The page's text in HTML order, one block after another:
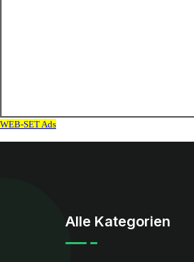
Alle Kategorien